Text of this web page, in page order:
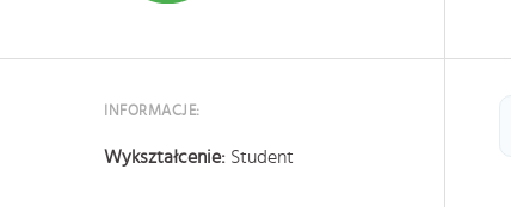
INFORMACJE:
Wykształcenie: Student